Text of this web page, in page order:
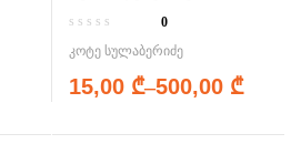
0
კოტე სულაბერიძე
15,00 ₾–500,00 ₾